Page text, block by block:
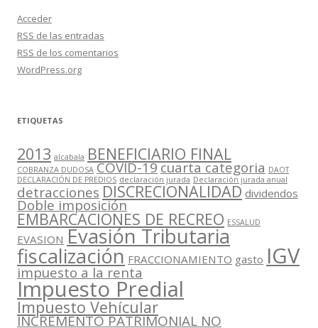
Acceder
RSS de las entradas
RSS de los comentarios
WordPress.org
ETIQUETAS
2013 alcabala BENEFICIARIO FINAL
COBRANZA DUDOSA COVID-19cuarta categoria DAOT
DECLARACIÓN DE PREDIOS declaración jurada Declaración jurada anual
detracciones DISCRECIONALIDAD dividendos
Doble imposición
EMBARCACIONES DE RECREO ESSALUD
EVASION Evasión Tributaria
fiscalización FRACCIONAMIENTO gasto IGV
impuesto a la renta
Impuesto Predial
Impuesto Vehícular
INCREMENTO PATRIMONIAL NO